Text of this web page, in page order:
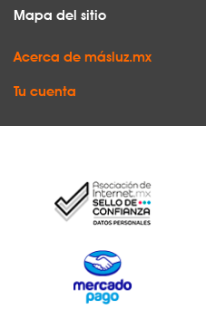
Mapa del sitio
Acerca de másluz.mx
Tu cuenta